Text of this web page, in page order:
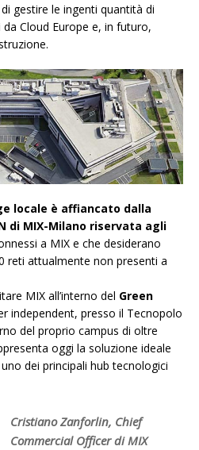
gestire le ingenti quantità di
Cloud Europe e, in futuro,
locale è affiancato dalla
di MIX-Milano riservata agli
a MIX e che desiderano
reti attualmente non presenti a
MIX all’interno del Green
independent, presso il Tecnopolo
del proprio campus di oltre
oggi la soluzione ideale
dei principali hub tecnologici
Cristiano Zanforlin, Chief
Commercial Officer di MIX